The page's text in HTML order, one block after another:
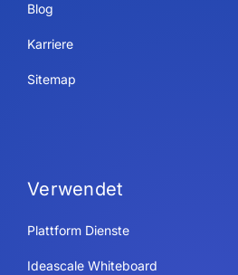
Blog
Karriere
Sitemap
Verwendet
Plattform Dienste
Ideascale Whiteboard